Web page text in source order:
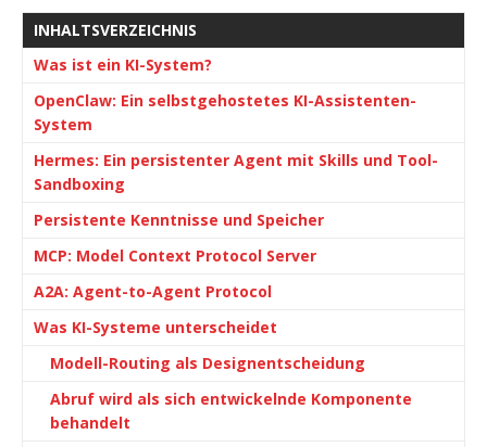
INHALTSVERZEICHNIS
Was ist ein KI-System?
OpenClaw: Ein selbstgehostetes KI-Assistenten-
System
Hermes: Ein persistenter Agent mit Skills und Tool-
Sandboxing
Persistente Kenntnisse und Speicher
MCP: Model Context Protocol Server
A2A: Agent-to-Agent Protocol
Was KI-Systeme unterscheidet
Modell-Routing als Designentscheidung
Abruf wird als sich entwickelnde Komponente
behandelt